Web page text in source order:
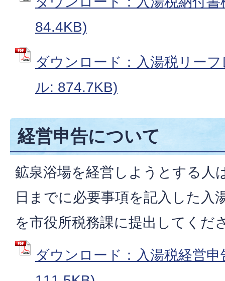
84.4KB)
ダウンロード：入湯税リー
ル: 874.7KB)
経営申告について
鉱泉浴場を経営しようとする人
日までに必要事項を記入した入
を市役所税務課に提出してくだ
ダウンロード：入湯税経営